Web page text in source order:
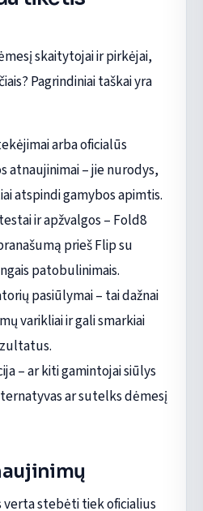
skaitytojai ir pirkėjai,
Pagrindiniai taškai yra
arba oficialūs
atnaujinimai – jie nurodys,
atspindi gamybos apimtis.
ir apžvalgos – Fold8
prieš Flip su
patobulinimais.
pasiūlymai – tai dažnai
varikliai ir gali smarkiai
– ar kiti gamintojai siūlys
ar sutelks dėmesį
verta stebėti tiek oficialius